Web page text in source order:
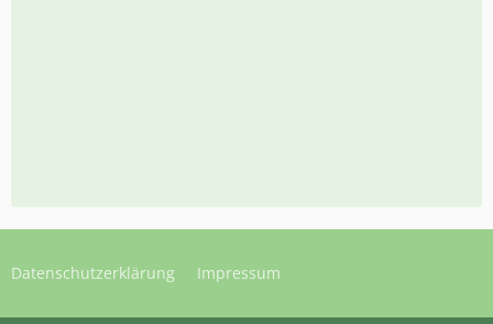
Datenschutzerklärung Impressum